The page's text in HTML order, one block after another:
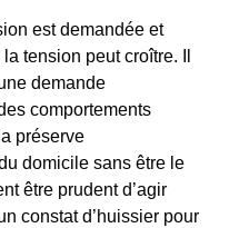
est demandée et
tension peut croître. Il
demande
comportements
préserve
domicile sans être le
être prudent d’agir
constat d’huissier pour